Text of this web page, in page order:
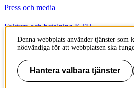
Press och media
Faktura och betalning KTH
Om KTH:s webbplatser
Tillgänglighetsredogörelse
Denna webbplats använder tjänster
nödvändiga för att webbplatsen ska
Hantera valbara tjänster